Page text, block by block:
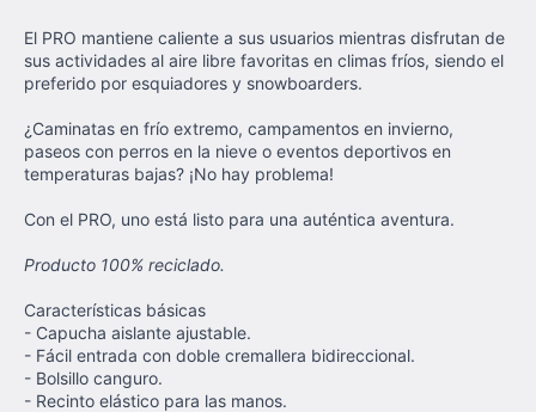
El PRO mantiene caliente a sus usuarios mientras disfrutan de
sus actividades al aire libre favoritas en climas fríos, siendo el
preferido por esquiadores y snowboarders.
¿Caminatas en frío extremo, campamentos en invierno,
paseos con perros en la nieve o eventos deportivos en
temperaturas bajas? ¡No hay problema!
Con el PRO, uno está listo para una auténtica aventura.
Producto 100% reciclado.
Características básicas
- Capucha aislante ajustable.
- Fácil entrada con doble cremallera bidireccional.
- Bolsillo canguro.
- Recinto elástico para las manos.